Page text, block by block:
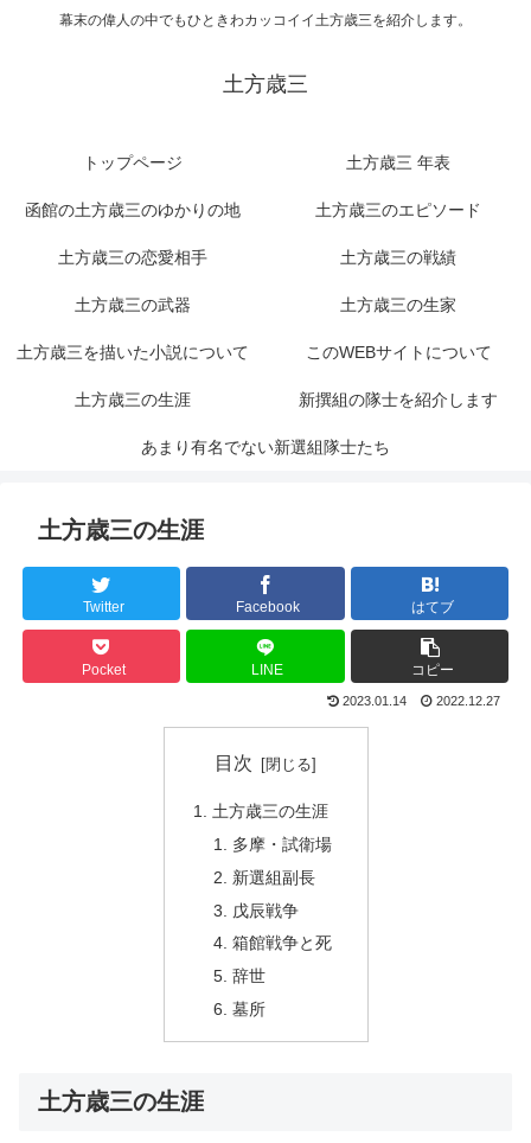
幕末の偉人の中でもひときわカッコイイ土方歳三を紹介します。
土方歳三
トップページ 土方歳三 年表
函館の土方歳三のゆかりの地 土方歳三のエピソード
土方歳三の恋愛相手 土方歳三の戦績
土方歳三の武器 土方歳三の生家
土方歳三を描いた小説について このWEBサイトについて
土方歳三の生涯 新撰組の隊士を紹介します
あまり有名でない新選組隊士たち
土方歳三の生涯
Twitter Facebook はてブ
Pocket LINE コピー
2023.01.14 2022.12.27
目次
土方歳三の生涯
多摩・試衛場
新選組副長
戊辰戦争
箱館戦争と死
辞世
墓所
土方歳三の生涯